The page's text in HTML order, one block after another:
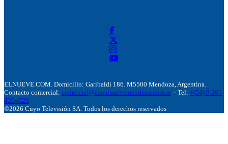
ELNUEVE.COM. Domicillo: Garibaldi 186. M5500 Mendoza, Argentina.
Contacto comercial: comercial@canalnuevemendoza.com.ar – Tel: +(54) 9 261
4204020
©2026 Cuyo Televisión SA. Todos los derechos reservados